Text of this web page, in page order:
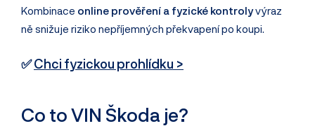
Kombinace online prověření a fyzické kontrolyvýraz
ně snižuje riziko nepříjemných překvapení po koupi.
✅Chci fyzickou prohlídku >
Co to VIN Škoda je?